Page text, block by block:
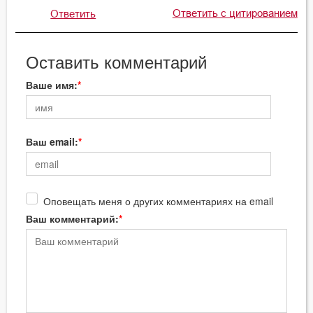
Ответить Ответить с цитированием
Оставить комментарий
Ваше имя:
Ваш email:
Оповещать меня о других комментариях на email
Ваш комментарий: